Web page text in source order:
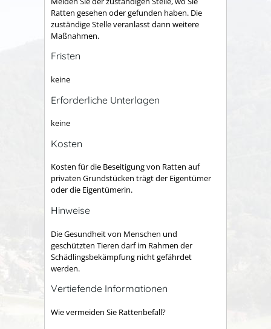
Ratten gesehen oder gefunden haben. Die
zuständige Stelle veranlasst dann weitere
Maßnahmen.
Fristen
keine
Erforderliche Unterlagen
keine
Kosten
Kosten für die Beseitigung von Ratten auf
privaten Grundstücken trägt der Eigentümer
oder die Eigentümerin.
Hinweise
Die Gesundheit von Menschen und
geschützten Tieren darf im Rahmen der
Schädlingsbekämpfung nicht gefährdet
werden.
Vertiefende Informationen
Wie vermeiden Sie Rattenbefall?